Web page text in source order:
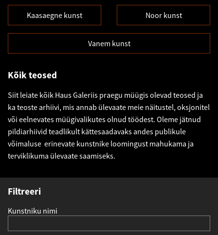
Kaasaegne kunst Noor kunst
Vanem kunst
Kõik teosed
Siit leiate kõik Haus Galeriis praegu müügis olevad teosed ja
ka teoste arhiivi, mis annab ülevaate meie näitustel, oksjonitel
või eelnevates müügivalikutes olnud töödest. Oleme jätnud
pildiarhiivid teadlikult kättesaadavaks andes publikule
võimaluse erinevate kunstnike loomingust mahukama ja
terviklikuma ülevaate saamiseks.
Filtreeri
Kunstniku nimi